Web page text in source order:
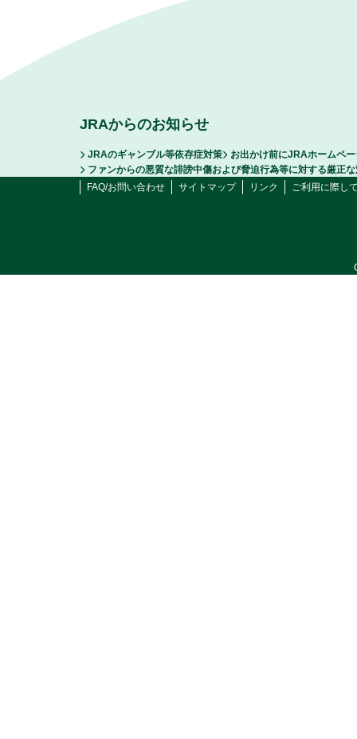
JRAからのお知らせ
JRAのギャンブル等依存症対策
お出かけ前にJRAホームペ
ファンからの悪質な誹謗中傷および脅迫行為等に対する厳正
FAQ/お問い合わせ
サイトマップ リンク ご利用に際し